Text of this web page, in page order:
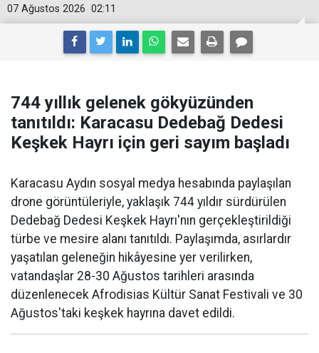
02:11
07 Ağustos 2026
744 yıllık gelenek gökyüzünden
tanıtıldı: Karacasu Dedebağ Dedesi
Keşkek Hayrı için geri sayım başladı
Karacasu Aydın sosyal medya hesabında paylaşılan
drone görüntüleriyle, yaklaşık 744 yıldır sürdürülen
Dedebağ Dedesi Keşkek Hayrı'nın gerçekleştirildiği
türbe ve mesire alanı tanıtıldı. Paylaşımda, asırlardır
yaşatılan geleneğin hikâyesine yer verilirken,
vatandaşlar 28-30 Ağustos tarihleri arasında
düzenlenecek Afrodisias Kültür Sanat Festivali ve 30
Ağustos'taki keşkek hayrına davet edildi.